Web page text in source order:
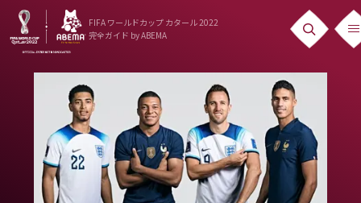
FIFA ワールドカップ カタール 2022
完全ガイド by ABEMA
ニュース
出場国
Teams